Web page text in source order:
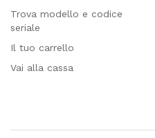
Trova modello e codice
seriale
Il tuo carrello
Vai alla cassa